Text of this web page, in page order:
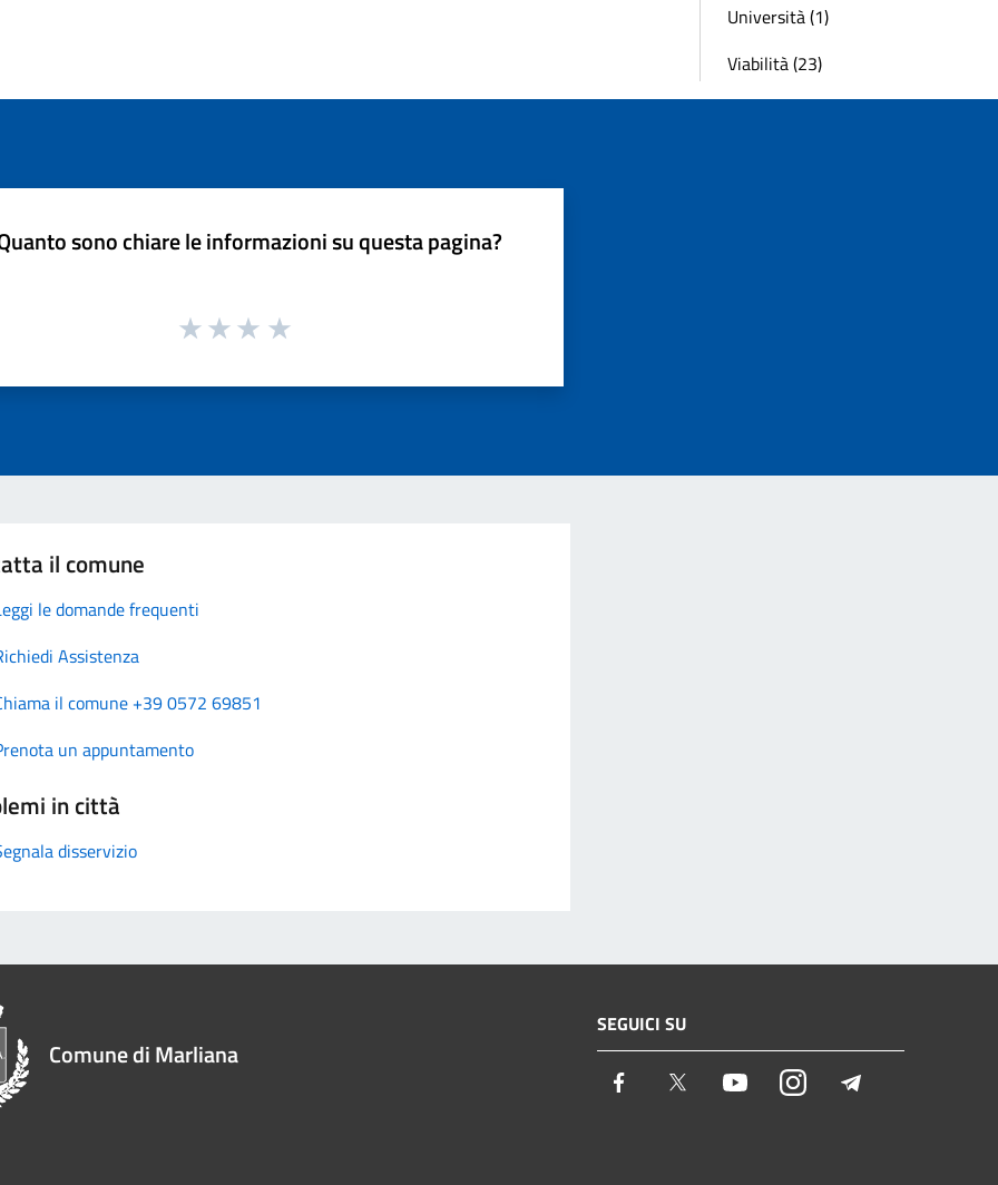
Università (1)
Viabilità (23)
sono chiare le informazioni su questa pagina?
il comune
le domande frequenti
Assistenza
il comune +39 0572 69851
un appuntamento
in città
disservizio
Comune di Marliana
SEGUICI SU
Facebook Twitter YoutubeInstagram